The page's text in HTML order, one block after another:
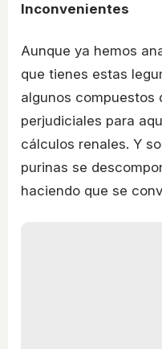
Inconvenientes
Aunque ya hemos
que tienes estas
algunos compuestos
perjudiciales para
cálculos renales. Y
purinas se
haciendo que se